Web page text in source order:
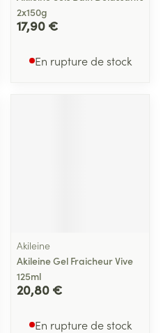
2x150g
17,90 €
En rupture de stock
Akileine
Akileine Gel Fraicheur Vive
125ml
20,80 €
En rupture de stock